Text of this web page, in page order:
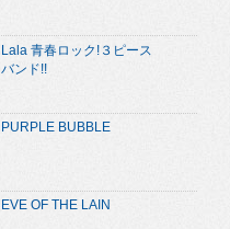
Lala 青春ロック!３ピース
バンド!!
PURPLE BUBBLE
EVE OF THE LAIN